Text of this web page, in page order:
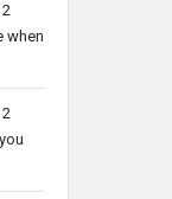
2
when
2